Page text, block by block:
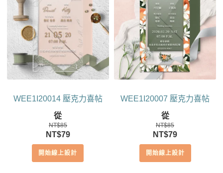
WEE1I20014 壓克力喜帖
從
NT$85
原
始
價
NT$79目
前
價
開始線上設計
WEE1I20007 壓克力喜帖
從
NT$85
原
始
價
NT$79目
前
價
開始線上設計